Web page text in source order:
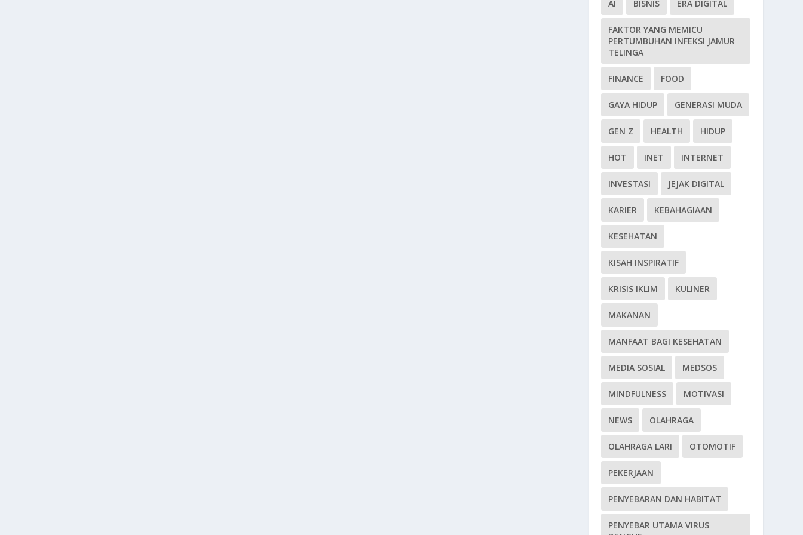
AI BISNIS ERA DIGITAL
FAKTOR YANG MEMICU
PERTUMBUHAN INFEKSI JAMUR
TELINGA
FINANCE FOOD
GAYA HIDUP GENERASI MUDA
GEN Z HEALTH HIDUP
HOT INET INTERNET
INVESTASI JEJAK DIGITAL
KARIER KEBAHAGIAAN
KESEHATAN
KISAH INSPIRATIF
KRISIS IKLIM KULINER
MAKANAN
MANFAAT BAGI KESEHATAN
MEDIA SOSIAL MEDSOS
MINDFULNESS MOTIVASI
NEWS OLAHRAGA
OLAHRAGA LARI OTOMOTIF
PEKERJAAN
PENYEBARAN DAN HABITAT
PENYEBAR UTAMA VIRUS